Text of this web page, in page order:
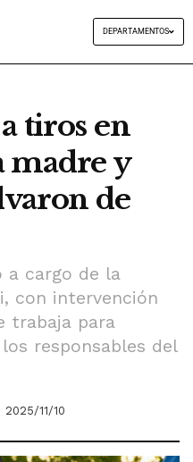
DEPARTAMENTOS
tiros en
madre y
de
a cargo de la
con intervención
trabaja para
responsables del
2025/11/10